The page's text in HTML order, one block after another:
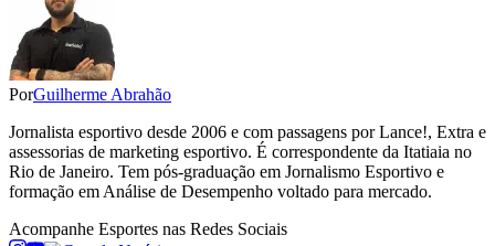
PorGuilherme Abrahão
Jornalista esportivo desde 2006 e com passagens por Lance!, Extra e
assessorias de marketing esportivo. É correspondente da Itatiaia no
Rio de Janeiro. Tem pós-graduação em Jornalismo Esportivo e
formação em Análise de Desempenho voltado para mercado.
Acompanhe Esportes nas Redes Sociais